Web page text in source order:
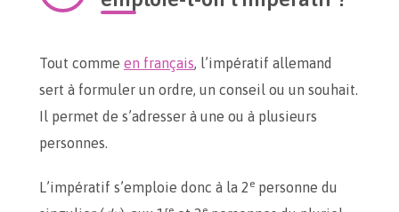
Tout comme en français, l’impératif allemand
sert à formuler un ordre, un conseil ou un souhait.
Il permet de s’adresser à une ou à plusieurs
personnes.
L’impératif s’emploie donc à la 2 e personne du